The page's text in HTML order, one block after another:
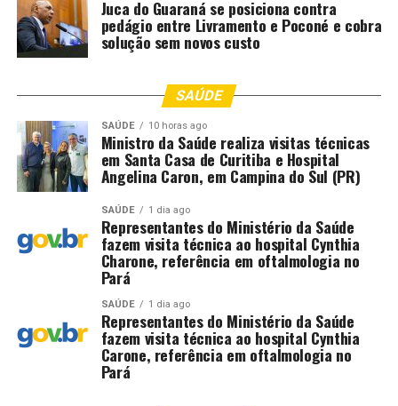
Mato Grosso tem um hospital com essa plenitude, com
essa estrutura, essa arquitetura toda, e esse
atendimento que vai ter para o povo de Mato Grosso”,
A secretária municipal de saúde de Nova Canaã do
Norte, Gislaine Silva, considerou a estrutura
excepcional. “Aqui a gente já se depara com uma
grandeza. E aí é um momento que você vai decorrendo a
cada andar, você vai encontrando cada coisa mais
maravilhosa. É muito emocionante poder compartilhar
dessa estrutura com todos, porque Mato Grosso nunca
viu, nem na área particular”, concluiu.
Governo MT – MT
Comentários
Juca do Guaraná se posiciona contra
pedágio entre Livramento e Poconé e cobra
solução sem novos custo
SAÚDE
SAÚDE 10 horas ago
Ministro da Saúde realiza visitas técnicas
em Santa Casa de Curitiba e Hospital
Angelina Caron, em Campina do Sul (PR)
SAÚDE 1 dia ago
Representantes do Ministério da Saúde
fazem visita técnica ao hospital Cynthia
Charone, referência em oftalmologia no
Pará
SAÚDE 1 dia ago
Representantes do Ministério da Saúde
fazem visita técnica ao hospital Cynthia
Carone, referência em oftalmologia no
Pará